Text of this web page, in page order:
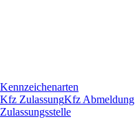
Kennzeichenarten
Kfz ZulassungKfz Abmeldung
Zulassungsstelle